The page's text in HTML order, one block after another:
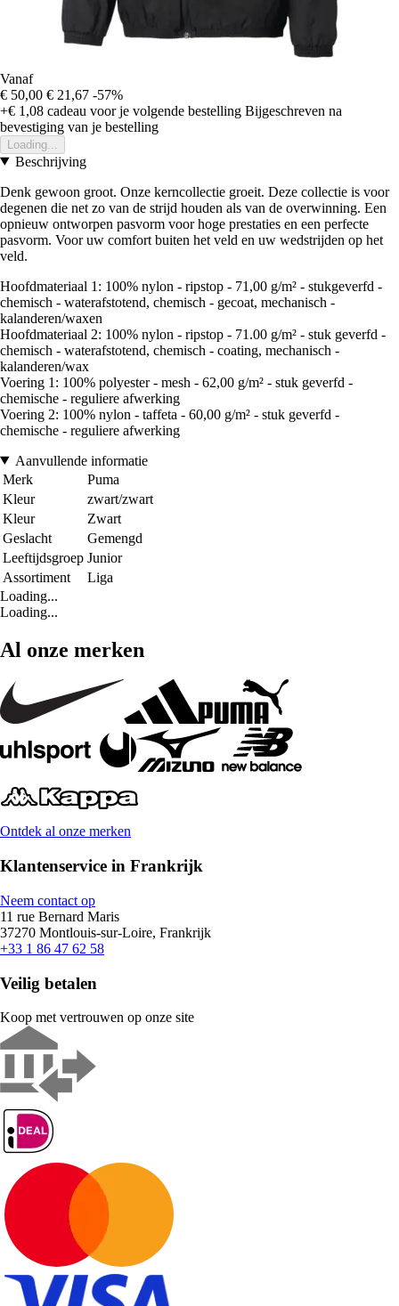
Vanaf
€ 50,00 € 21,67 -57%
+€ 1,08 cadeau voor je volgende bestelling Bijgeschreven na
bevestiging van je bestelling
Loading...
Beschrijving
Denk gewoon groot. Onze kerncollectie groeit. Deze collectie is voor
degenen die net zo van de strijd houden als van de overwinning. Een
opnieuw ontworpen pasvorm voor hoge prestaties en een perfecte
pasvorm. Voor uw comfort buiten het veld en uw wedstrijden op het
veld.
Hoofdmateriaal 1: 100% nylon - ripstop - 71,00 g/m² - stukgeverfd -
chemisch - waterafstotend, chemisch - gecoat, mechanisch -
kalanderen/waxen
Hoofdmateriaal 2: 100% nylon - ripstop - 71.00 g/m² - stuk geverfd -
chemisch - waterafstotend, chemisch - coating, mechanisch -
kalanderen/wax
Voering 1: 100% polyester - mesh - 62,00 g/m² - stuk geverfd -
chemische - reguliere afwerking
Voering 2: 100% nylon - taffeta - 60,00 g/m² - stuk geverfd -
chemische - reguliere afwerking
Aanvullende informatie
Merk
Puma
Kleur
zwart/zwart
Kleur
Zwart
Geslacht
Gemengd
Leeftijdsgroep Junior
Assortiment
Liga
Loading...
Loading...
Al onze merken
Ontdek al onze merken
Klantenservice in Frankrijk
Neem contact op
11 rue Bernard Maris
37270 Montlouis-sur-Loire, Frankrijk
+33 1 86 47 62 58
Veilig betalen
Koop met vertrouwen op onze site